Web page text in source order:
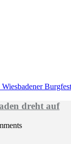
dreht auf